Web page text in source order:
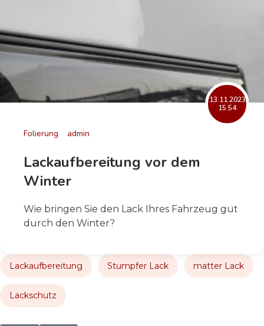
13.11.2023
15:54
Folierung admin
Lackaufbereitung vor dem
Winter
Wie bringen Sie den Lack Ihres Fahrzeug gut
durch den Winter?
Lackaufbereitung Stumpfer Lack matter Lack
Lackschutz